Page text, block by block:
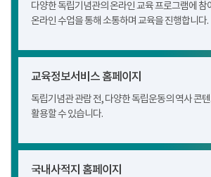
다양한 독립기념관의 온라인 교육 프로그램에 참
온라인 수업을 통해 소통하며 교육을 진행합니다.
교육정보서비스 홈페이지
독립기념관 관람 전, 다양한 독립운동의 역사 콘
활용할 수 있습니다.
국내사적지 홈페이지